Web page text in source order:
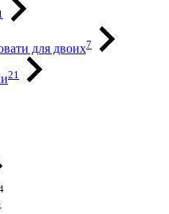
для двоих7
21